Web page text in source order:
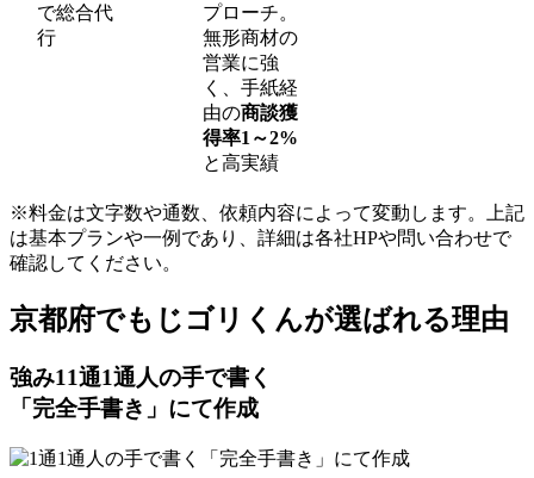
で総合代
行
プローチ。
無形商材の
営業に強
く、手紙経
由の商談獲
得率1～2%
と高実績
※料金は文字数や通数、依頼内容によって変動します。上記
は基本プランや一例であり、詳細は各社HPや問い合わせで
確認してください。​
京都府でもじゴリくんが選ばれる理由
強み11通1通人の手で書く
「完全手書き」にて作成